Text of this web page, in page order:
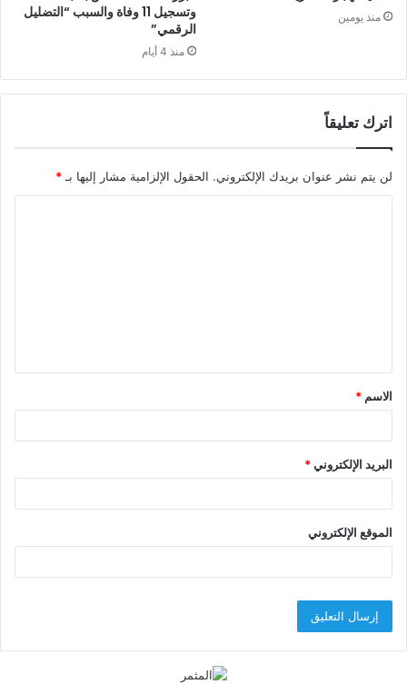
منذ يومين
وتسجيل 11 وفاة والسبب “التضليل
الرقمي”
منذ 4 أيام
اترك تعليقاً
لن يتم نشر عنوان بريدك الإلكتروني. الحقول الإلزامية مشار إليها بـ*
ق
*
الاسم *
البريد الإلكتروني*
الموقع الإلكتروني